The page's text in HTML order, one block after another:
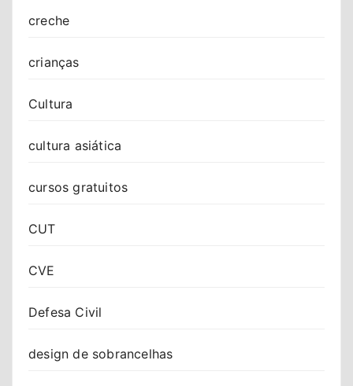
creche
crianças
Cultura
cultura asiática
cursos gratuitos
CUT
CVE
Defesa Civil
design de sobrancelhas